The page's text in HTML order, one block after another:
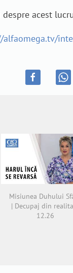
acest
alfaomega.tv/
Misiunea Duhului
| Decupaj din
12.26